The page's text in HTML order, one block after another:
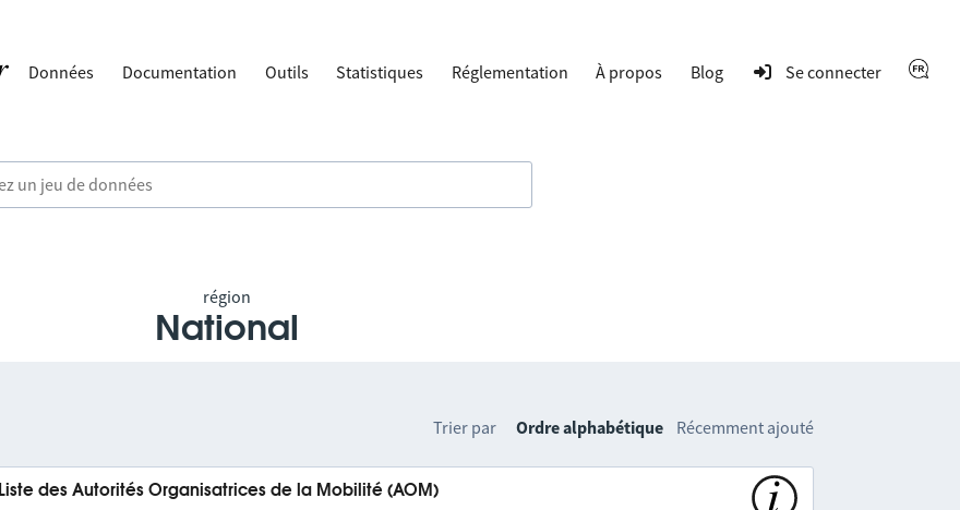
Données Documentation Outils Statistiques Réglementation À propos Blog Se connecter
région
National
Trier par Ordre alphabétique Récemment ajouté
Liste des Autorités Organisatrices de la Mobilité (AOM)